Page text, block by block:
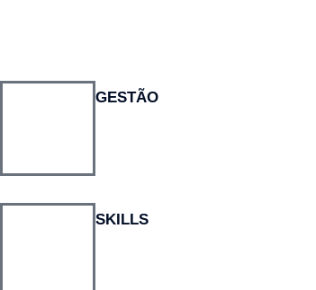
GESTÃO
SKILLS